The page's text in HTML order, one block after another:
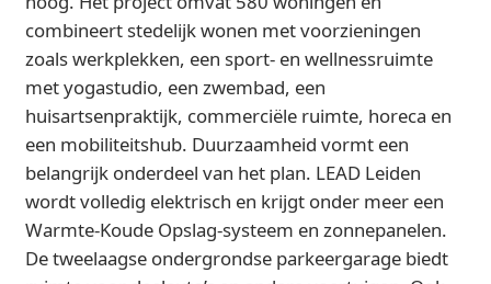
combineert stedelijk wonen met voorzieningen
zoals werkplekken, een sport- en wellnessruimte
met yogastudio, een zwembad, een
huisartsenpraktijk, commerciële ruimte, horeca en
een mobiliteitshub. Duurzaamheid vormt een
belangrijk onderdeel van het plan. LEAD Leiden
wordt volledig elektrisch en krijgt onder meer een
Warmte-Koude Opslag-systeem en zonnepanelen.
De tweelaagse ondergrondse parkeergarage biedt